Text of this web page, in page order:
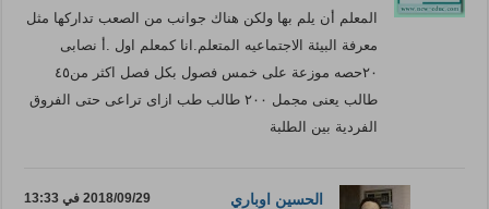
المعلم أن يلم بها ولكن هناك جوانب من الصعب تداركها مثل
معرفة البيئة الاجتماعيه المتعلم.انا كمعلم اول .أ نصابى
٢٠حصه موزعة على خمس فصول بكل فصل اكثر من٤٥
طالب يعنى مجمل ٢٠٠ طالب طب ازاى تراعى حتى الفروق
الفردية بين الطلبة
الحسين اوباري 2018/09/29 في 13:33